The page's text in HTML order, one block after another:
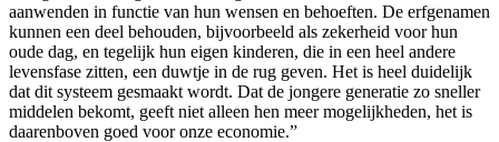
aanwenden in functie van hun wensen en behoeften. De erfgenamen
kunnen een deel behouden, bijvoorbeeld als zekerheid voor hun
oude dag, en tegelijk hun eigen kinderen, die in een heel andere
levensfase zitten, een duwtje in de rug geven. Het is heel duidelijk
dat dit systeem gesmaakt wordt. Dat de jongere generatie zo sneller
middelen bekomt, geeft niet alleen hen meer mogelijkheden, het is
daarenboven goed voor onze economie.”